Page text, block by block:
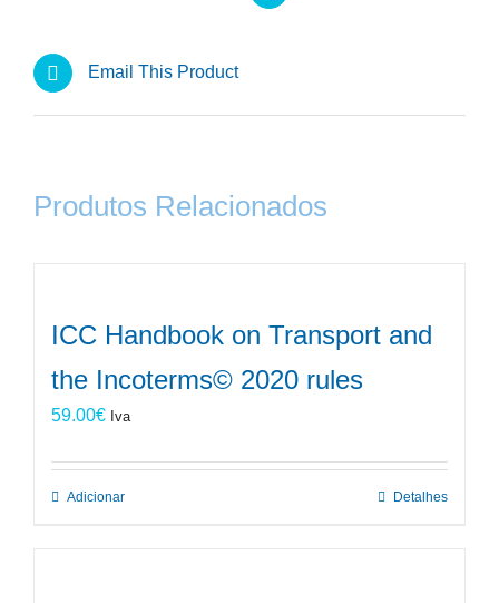
Email This Product
Produtos Relacionados
ICC Handbook on Transport and
the Incoterms© 2020 rules
59.00€ Iva
Adicionar Detalhes